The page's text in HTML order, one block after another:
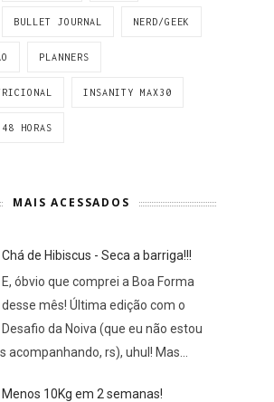
BULLET JOURNAL NERD/GEEK
PLANNERS
INSANITY MAX30
HORAS
MAIS ACESSADOS
Chá de Hibiscus - Seca a barriga!!!
E, óbvio que comprei a Boa Forma
desse mês! Última edição com o
Desafio da Noiva (que eu não estou
acompanhando, rs), uhul! Mas...
Menos 10Kg em 2 semanas!